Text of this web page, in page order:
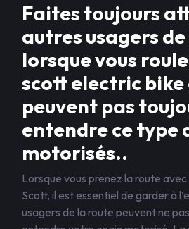
Faites toujours
autres usagers
lorsque vous
scott electric bike
peuvent pas
entendre ce type
motorisés..
Lorsque vous prenez la route
Scott, il est essentiel de garder à
usagers de la route peuvent ne